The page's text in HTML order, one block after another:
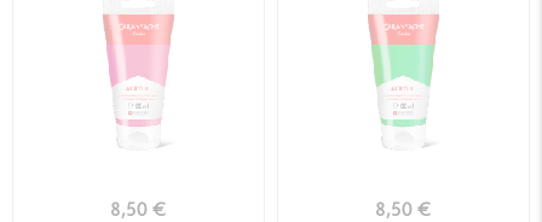
8,50 € 8,50 €